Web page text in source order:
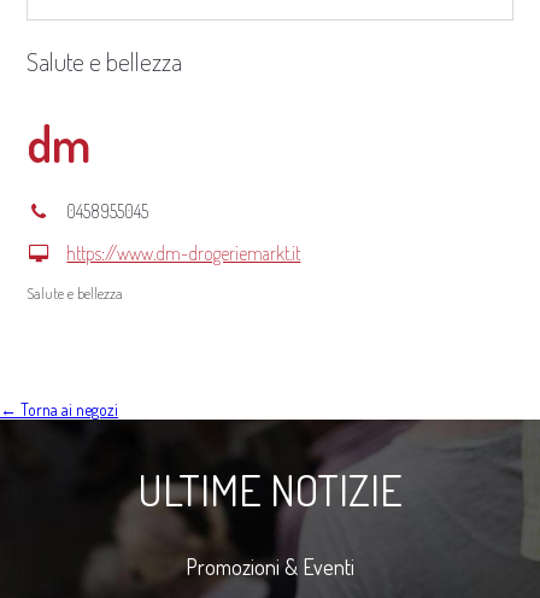
Salute e bellezza
dm
0458955045
https://www.dm-drogeriemarkt.it
Salute e bellezza
← Torna ai negozi
ULTIME NOTIZIE
Promozioni & Eventi